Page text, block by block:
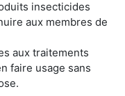
insecticides
aux membres de
aux traitements
faire usage sans